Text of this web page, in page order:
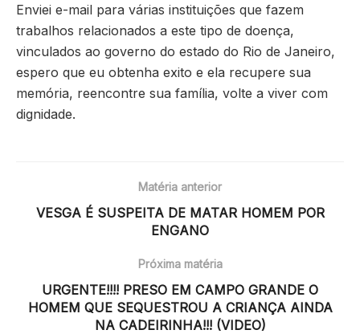
Enviei e-mail para várias instituições que fazem
trabalhos relacionados a este tipo de doença,
vinculados ao governo do estado do Rio de Janeiro,
espero que eu obtenha exito e ela recupere sua
memória, reencontre sua família, volte a viver com
dignidade.
Matéria anterior
VESGA É SUSPEITA DE MATAR HOMEM POR
ENGANO
Próxima matéria
URGENTE!!!! PRESO EM CAMPO GRANDE O
HOMEM QUE SEQUESTROU A CRIANÇA AINDA
NA CADEIRINHA!!! (VIDEO)